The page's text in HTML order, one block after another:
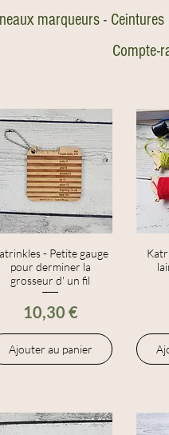
marqueurs -
Compte-
Aperçu rapide
- Petite gauge
pour derminer la
grosseur d' un fil
Prix
10,30 €
Ajouter au panier